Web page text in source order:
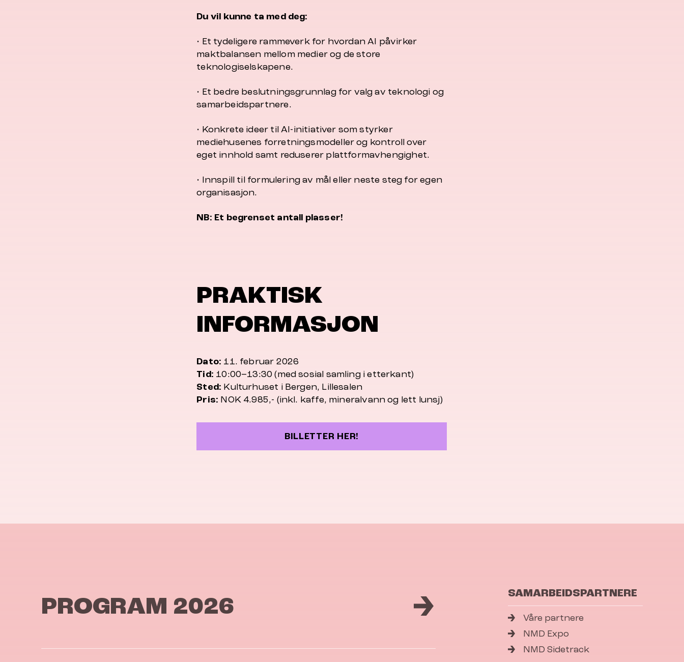
Du vil kunne ta med deg:
• Et tydeligere rammeverk for hvordan AI påvirker
maktbalansen mellom medier og de store
teknologiselskapene.
• Et bedre beslutningsgrunnlag for valg av teknologi og
samarbeidspartnere.
• Konkrete ideer til AI-initiativer som styrker
mediehusenes forretningsmodeller og kontroll over
eget innhold samt reduserer plattformavhengighet.
• Innspill til formulering av mål eller neste steg for egen
organisasjon.
NB: Et begrenset antall plasser!
PRAKTISK
INFORMASJON
Dato: 11. februar 2026
Tid: 10:00–13:30 (med sosial samling i etterkant)
Sted: Kulturhuset i Bergen, Lillesalen
Pris: NOK 4.985,- (inkl. kaffe, mineralvann og lett lunsj)
BILLETTER HER!
PROGRAM 2026 SAMARBEIDSPARTNERE
Våre partnere
NMD Expo
NMD Sidetrack